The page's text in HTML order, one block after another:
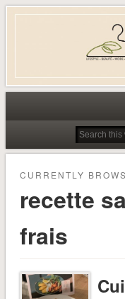
Dress-ing
CURRENTLY
recette
frais